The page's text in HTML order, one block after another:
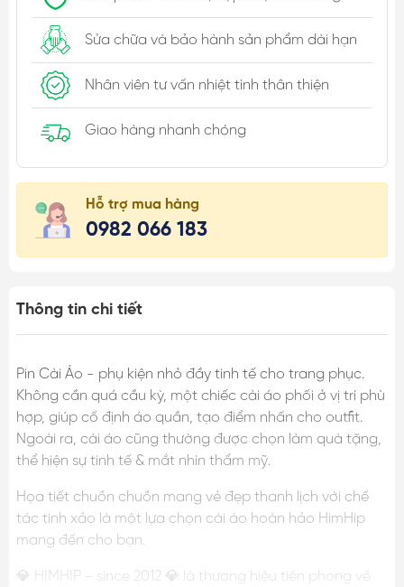
Sửa chữa và bảo hành sản phẩm dài hạn
Nhân viên tư vấn nhiệt tình thân thiện
Giao hàng nhanh chóng
Hỗ trợ mua hàng
0982 066 183
Thông tin chi tiết
Pin Cài Áo - phụ kiện nhỏ đầy tinh tế cho trang phục.
Không cần quá cầu kỳ, một chiếc cài áo phối ở vị trí phù
hợp, giúp cố định áo quần, tạo điểm nhấn cho outfit.
Ngoài ra, cài áo cũng thường được chọn làm quà tặng,
thể hiện sự tinh tế & mắt nhìn thẩm mỹ.
Họa tiết chuồn chuồn mang vẻ đẹp thanh lịch với chế
tác tinh xảo là một lựa chọn cài áo hoàn hảo HimHip
mang đến cho bạn.
💎 HIMHIP - since 2012 💎 là thương hiệu tiên phong về